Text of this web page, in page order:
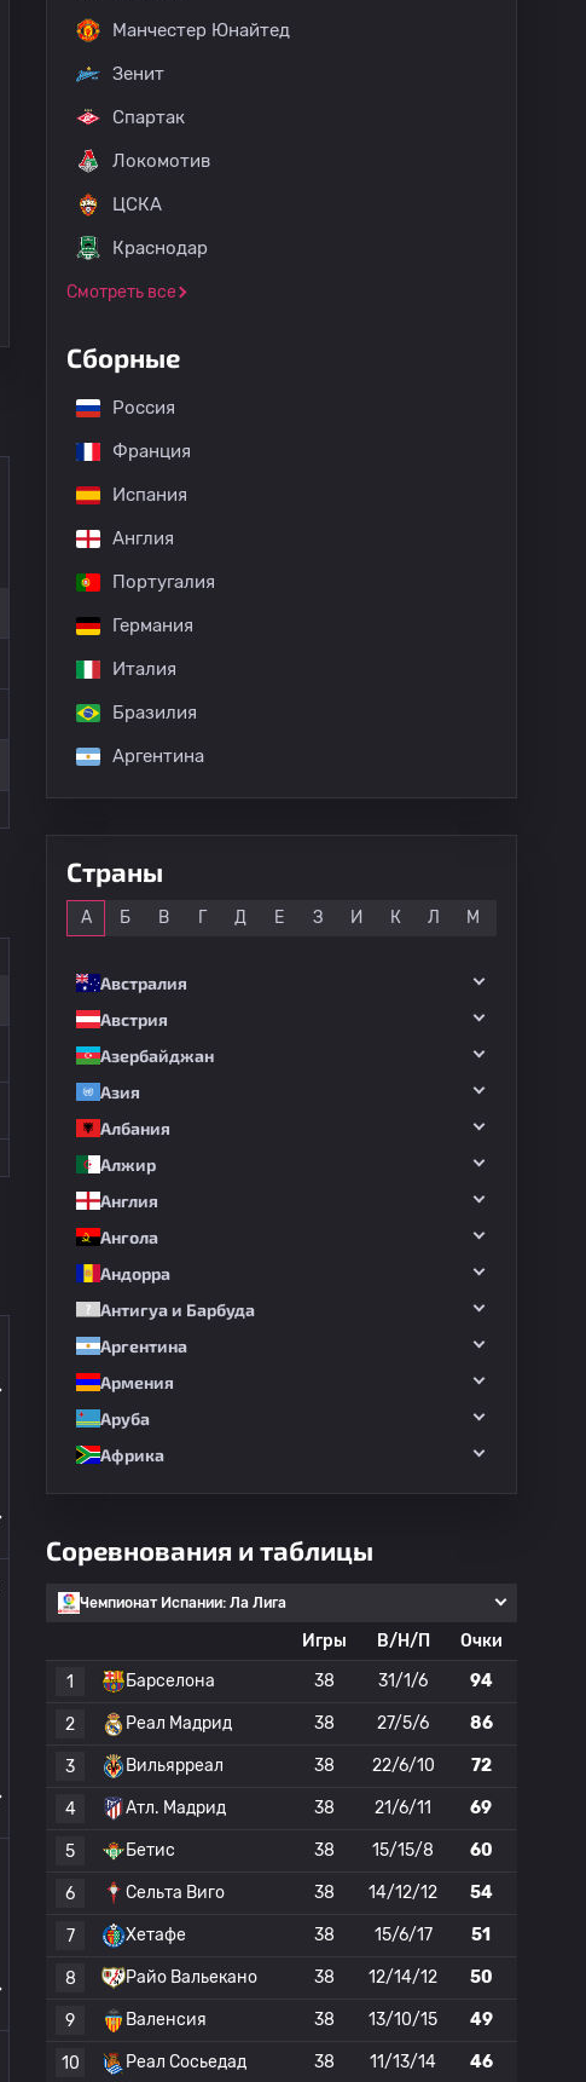
Манчестер Юнайтед
Зенит
Спартак
Локомотив
ЦСКА
Краснодар
Смотреть все
Сборные
Россия
Франция
Испания
Англия
Португалия
Германия
Италия
Бразилия
Аргентина
Страны
А Б В Г Д Е З И К Л М
Австралия
Австрия
Азербайджан
Азия
Албания
Алжир
Англия
Ангола
Андорра
Антигуа и Барбуда
Аргентина
Армения
Аруба
Африка
Соревнования и таблицы
Чемпионат Испании: Ла Лига
Игры В/Н/П
Очки
1
Барселона 38 31/1/6 94
2 Реал Мадрид 38 27/5/6 86
3 Вильярреал 38 22/6/10 72
4 Атл. Мадрид 38 21/6/11 69
5 Бетис 38 15/15/8 60
6 Сельта Виго 38 14/12/12 54
7 Хетафе 38 15/6/17 51
8 Райо Вальекано 38 12/14/12 50
9 Валенсия 38 13/10/15 49
10 Реал Сосьедад 38 11/13/14 46